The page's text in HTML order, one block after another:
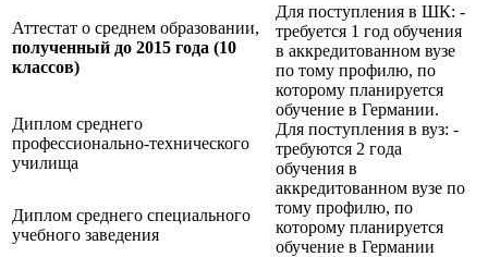
Аттестат о среднем образовании,
полученный до 2015 года (10
классов)
Для поступления в ШК: -
требуется 1 год обучения
в аккредитованном вузе
по тому профилю, по
которому планируется
обучение в Германии.
Для поступления в вуз: -
требуются 2 года
обучения в
аккредитованном вузе по
тому профилю, по
которому планируется
обучение в Германии
Диплом среднего
профессионально-технического
училища
Диплом среднего специального
учебного заведения